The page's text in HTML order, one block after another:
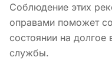
Соблюдение этих
оправами поможет
состоянии на долгое
службы.